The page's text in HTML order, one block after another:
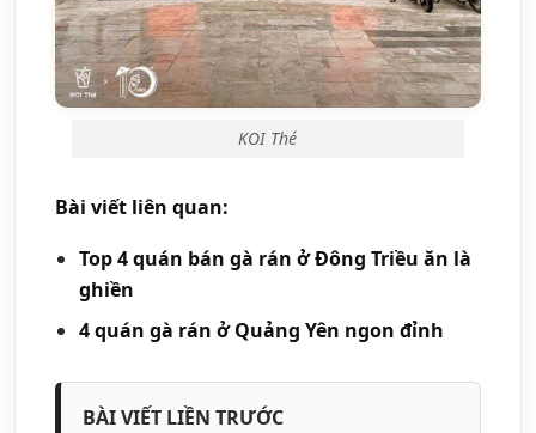
KOI Thé
Bài viết liên quan:
Top 4 quán bán gà rán ở Đông Triều ăn là
ghiền
4 quán gà rán ở Quảng Yên ngon đỉnh
BÀI VIẾT LIỀN TRƯỚC